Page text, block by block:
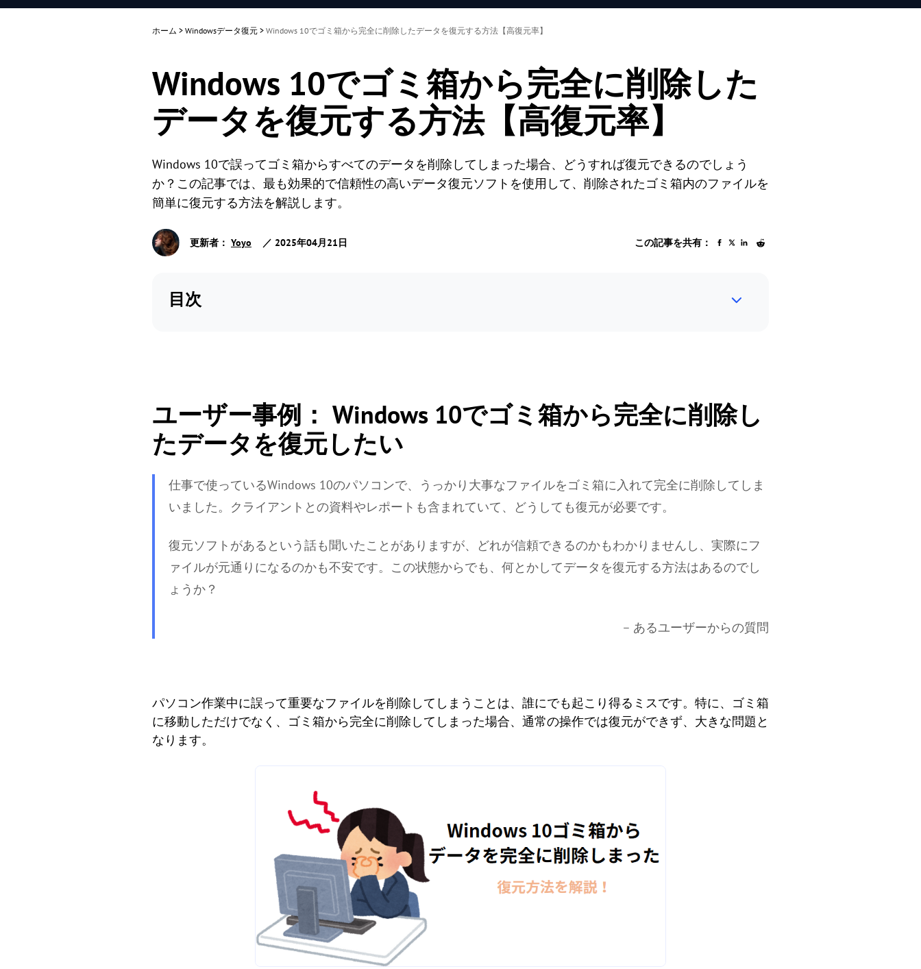
ホーム > Windowsデータ復元 > Windows 10でゴミ箱から完全に削除したデータを復元する方法【高復元率】
Windows 10でゴミ箱から完全に削除した
データを復元する方法【高復元率】
Windows 10で誤ってゴミ箱からすべてのデータを削除してしまった場合、どうすれば復元できるのでしょう
か？この記事では、最も効果的で信頼性の高いデータ復元ソフトを使用して、削除されたゴミ箱内のファイルを
簡単に復元する方法を解説します。
更新者： Yoyo ／ 2025年04月21日 この記事を共有：
目次
ユーザー事例： Windows 10でゴミ箱から完全に削除し
たデータを復元したい
仕事で使っているWindows 10のパソコンで、うっかり大事なファイルをゴミ箱に入れて完全に削除してしま
いました。クライアントとの資料やレポートも含まれていて、どうしても復元が必要です。
復元ソフトがあるという話も聞いたことがありますが、どれが信頼できるのかもわかりませんし、実際にフ
ァイルが元通りになるのかも不安です。この状態からでも、何とかしてデータを復元する方法はあるのでし
ょうか？
– あるユーザーからの質問
パソコン作業中に誤って重要なファイルを削除してしまうことは、誰にでも起こり得るミスです。特に、ゴミ箱
に移動しただけでなく、ゴミ箱から完全に削除してしまった場合、通常の操作では復元ができず、大きな問題と
なります。